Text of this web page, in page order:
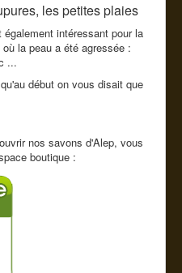
les petites plaies
intéressant pour la
la peau a été agressée :
...
début on vous disait que
nos savons d'Alep, vous
boutique :